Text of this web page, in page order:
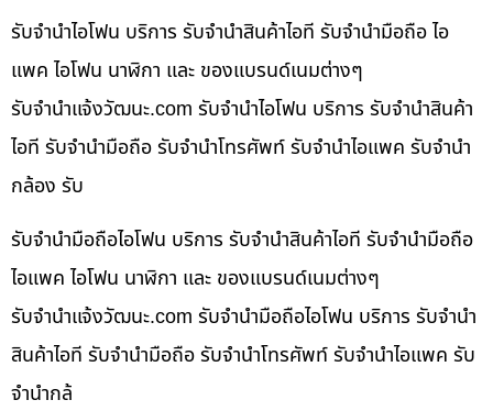
รับจำนำไอโฟน บริการ รับจำนำสินค้าไอที รับจำนำมือถือ ไอ
แพค ไอโฟน นาฬิกา และ ของแบรนด์เนมต่างๆ
รับจํานําแจ้งวัฒนะ.com รับจำนำไอโฟน บริการ รับจำนำสินค้า
ไอที รับจำนำมือถือ รับจำนำโทรศัพท์ รับจำนำไอแพค รับจำนำ
กล้อง รับ
รับจำนำมือถือไอโฟน บริการ รับจำนำสินค้าไอที รับจำนำมือถือ
ไอแพค ไอโฟน นาฬิกา และ ของแบรนด์เนมต่างๆ
รับจํานําแจ้งวัฒนะ.com รับจำนำมือถือไอโฟน บริการ รับจำนำ
สินค้าไอที รับจำนำมือถือ รับจำนำโทรศัพท์ รับจำนำไอแพค รับ
จำนำกล้